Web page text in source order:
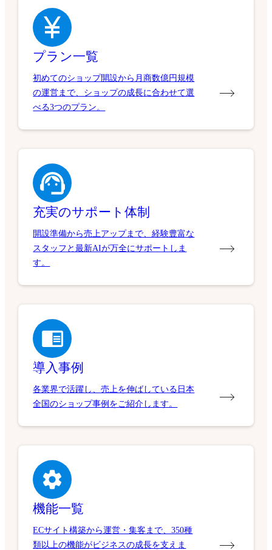
プラン一覧
初めてのショップ開設から月商数億円規模
の運営まで、ショップの成長に合わせて選
べる3つのプラン。
充実のサポート体制
開設準備から売上アップまで、経験豊富な
スタッフと最新AIが万全にサポートしま
す。
導入事例
各業界で活躍し、売上を伸ばしている日本
全国のショップ事例をご紹介します。
機能一覧
ECサイト構築から運営・集客まで、350種
類以上の機能がビジネスの成長を支えま